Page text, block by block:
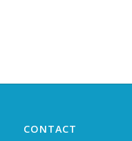
CONTACT